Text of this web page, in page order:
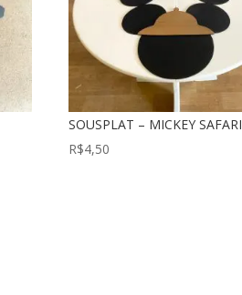
SOUSPLAT – MICKEY SAFARI
R$4,50